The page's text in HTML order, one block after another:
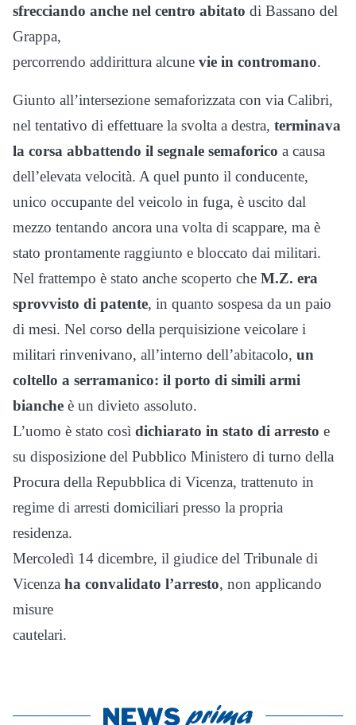
sfrecciando anche nel centro abitato di Bassano del
Grappa,
percorrendo addirittura alcune vie in contromano.
Giunto all’intersezione semaforizzata con via Calibri,
nel tentativo di effettuare la svolta a destra, terminava
la corsa abbattendo il segnale semaforico a causa
dell’elevata velocità. A quel punto il conducente,
unico occupante del veicolo in fuga, è uscito dal
mezzo tentando ancora una volta di scappare, ma è
stato prontamente raggiunto e bloccato dai militari.
Nel frattempo è stato anche scoperto che M.Z. era
sprovvisto di patente, in quanto sospesa da un paio
di mesi. Nel corso della perquisizione veicolare i
militari rinvenivano, all’interno dell’abitacolo, un
coltello a serramanico: il porto di simili armi
bianche è un divieto assoluto.
L’uomo è stato così dichiarato in stato di arresto e
su disposizione del Pubblico Ministero di turno della
Procura della Repubblica di Vicenza, trattenuto in
regime di arresti domiciliari presso la propria
residenza.
Mercoledì 14 dicembre, il giudice del Tribunale di
Vicenza ha convalidato l’arresto, non applicando
misure
cautelari.